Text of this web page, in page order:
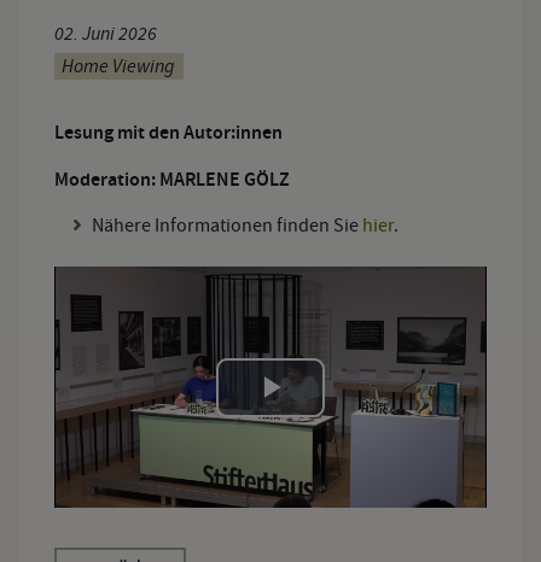
02. Juni 2026
Home Viewing
Lesung mit den Autor:innen
Moderation: MARLENE GÖLZ
Nähere Informationen finden Sie hier.